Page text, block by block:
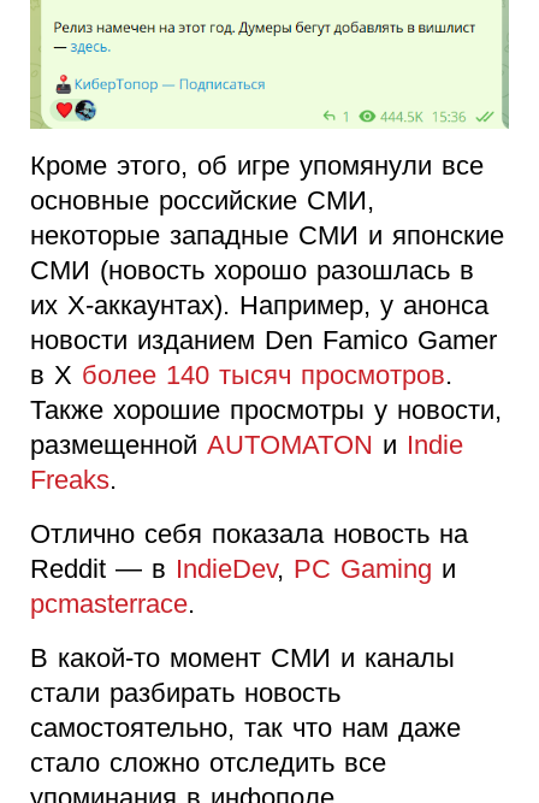
Кроме этого, об игре упомянули все
основные российские СМИ,
некоторые западные СМИ и японские
СМИ (новость хорошо разошлась в
их X-аккаунтах). Например, у анонса
новости изданием Den Famico Gamer
в X более 140 тысяч просмотров.
Также хорошие просмотры у новости,
размещенной AUTOMATON и Indie
Freaks.
Отлично себя показала новость на
Reddit — в IndieDev, PC Gaming и
pcmasterrace.
В какой-то момент СМИ и каналы
стали разбирать новость
самостоятельно, так что нам даже
стало сложно отследить все